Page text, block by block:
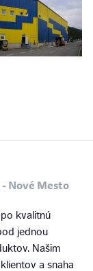
Nové Mesto
kvalitnú
jednou
Našim
a snaha